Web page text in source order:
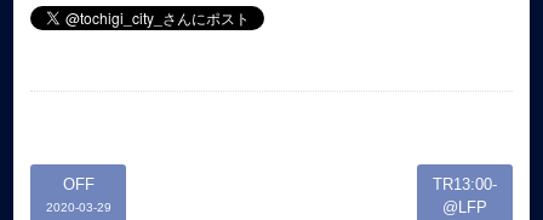
OFF
2020-03-29
TR13:00‐
@LFP